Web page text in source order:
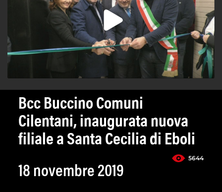
Bcc Buccino Comuni
Cilentani, inaugurata nuova
filiale a Santa Cecilia di Eboli
5644
18 novembre 2019